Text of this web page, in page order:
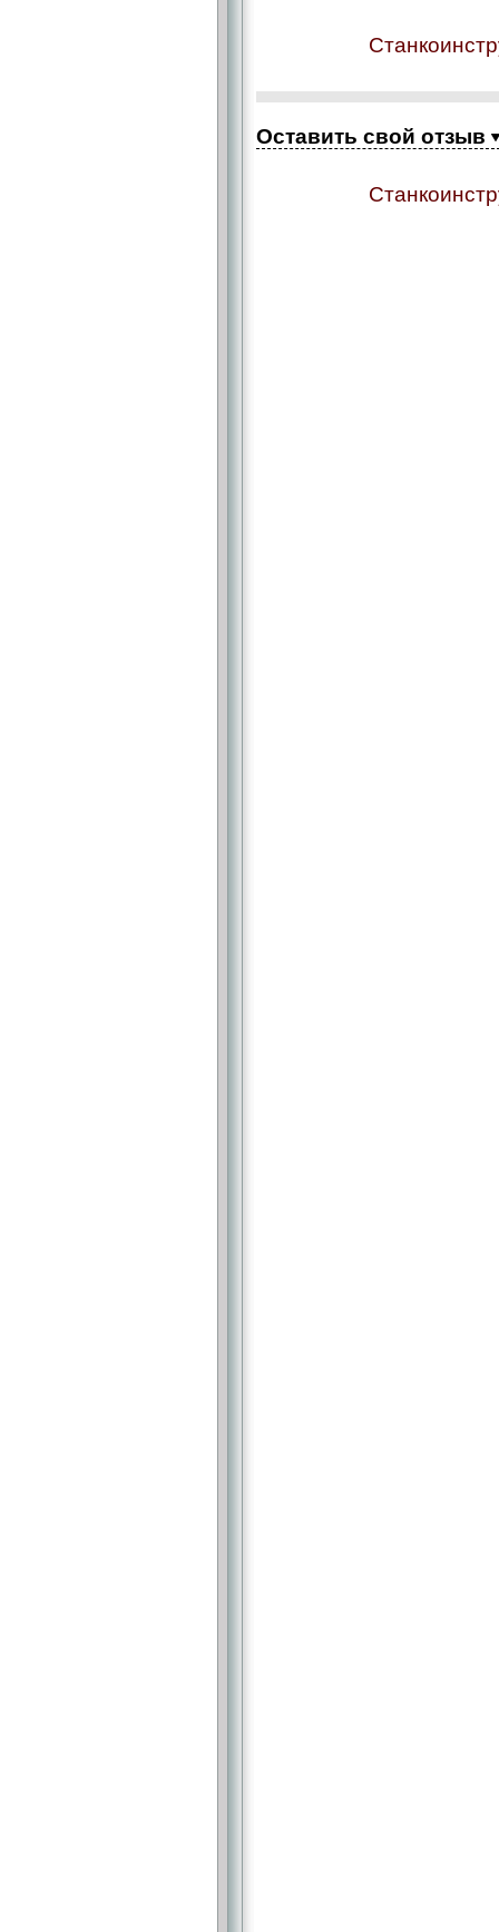
Оставить свой отзыв